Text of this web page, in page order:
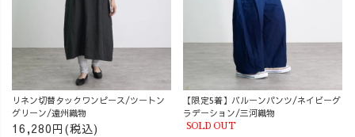
リネン切替タックワンピース/ツートン
グリーン/遠州織物
16,280円(税込)
【限定5着】バルーンパンツ/ネイビーグ
ラデーション/三河織物
SOLD OUT